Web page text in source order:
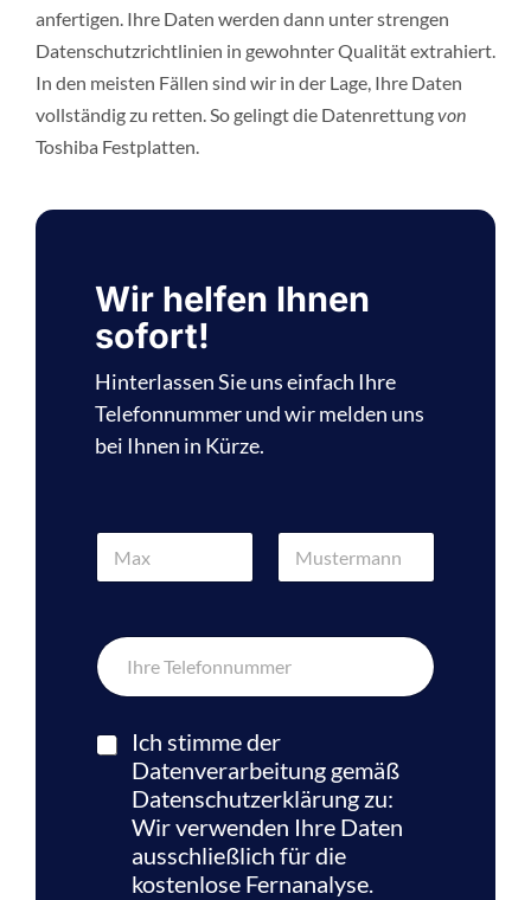
anfertigen. Ihre Daten werden dann unter strengen
Datenschutzrichtlinien in gewohnter Qualität extrahiert.
In den meisten Fällen sind wir in der Lage, Ihre Daten
vollständig zu retten. So gelingt die Datenrettungvon
Toshiba Festplatten.
Wir helfen Ihnen
sofort!
Hinterlassen Sie uns einfach Ihre
Telefonnummer und wir melden uns
bei Ihnen in Kürze.
N
m
T
e
f
o
Ich stimme der
Datenverarbeitung gemäß
Datenschutzerklärung zu:
Wir verwenden Ihre Daten
ausschließlich für die
kostenlose Fernanalyse.